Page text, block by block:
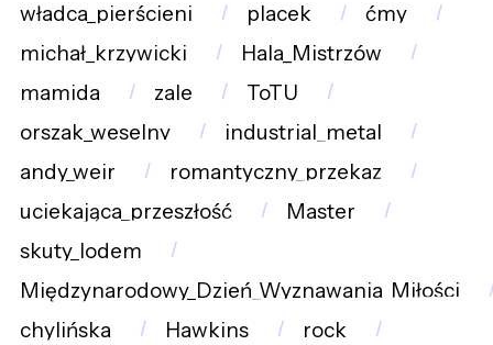
władca_pierścieni
placek
ćmy
michał_krzywicki
Hala_Mistrzów
mamida
zale
ToTU
orszak_weselny
industrial_metal
andy_weir
romantyczny_przekaz
uciekająca_przeszłość
Master
skuty_lodem
Międzynarodowy_Dzień_Wyznawania_Miłości
chylińska
Hawkins rock